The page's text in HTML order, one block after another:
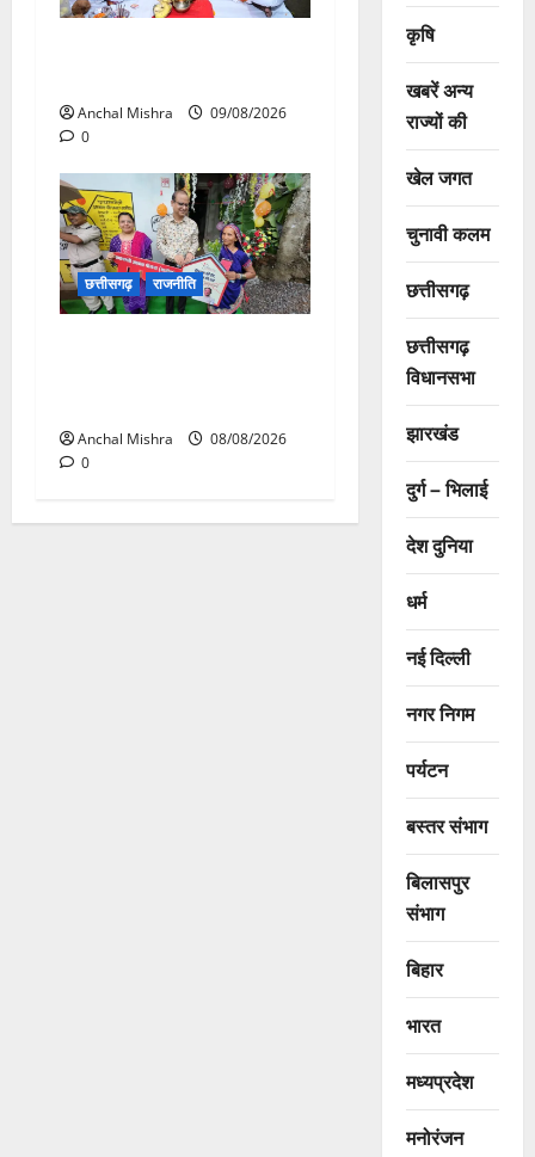
Anchal Mishra
09/08/2026
0
छत्तीसगढ़ राजनीति
Anchal Mishra
08/08/2026
0
कृषि
खबरें अन्य
राज्यों की
खेल जगत
चुनावी कलम
छत्तीसगढ़
छत्तीसगढ़
विधानसभा
झारखंड
दुर्ग – भिलाई
देश दुनिया
धर्म
नई दिल्ली
नगर निगम
पर्यटन
बस्तर संभाग
बिलासपुर
संभाग
बिहार
भारत
मध्यप्रदेश
मनोरंजन